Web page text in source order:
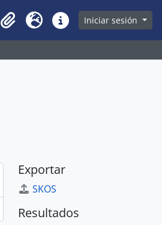
Clipboard
Idioma Enlaces rápidos
Iniciar sesión
Exportar
SKOS
Resultados